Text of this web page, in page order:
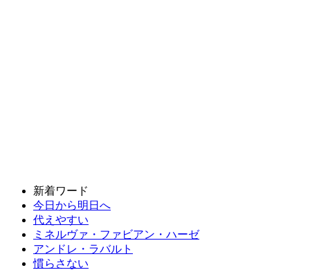
新着ワード
今日から明日へ
代えやすい
ミネルヴァ・ファビアン・ハーゼ
アンドレ・ラバルト
慣らさない